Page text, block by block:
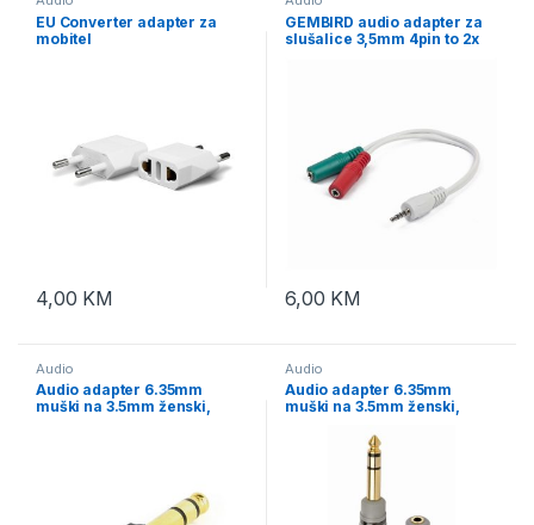
EU Converter adapter za
mobitel
4,00 KM
GEMBIRD audio adapter za
slušalice 3,5mm 4pin to 2x
6,00 KM
Audio
Audio adapter 6.35mm
muški na 3.5mm ženski,
Audio
Audio adapter 6.35mm
muški na 3.5mm ženski,
63M35F-0.2M